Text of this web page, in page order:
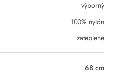
výborný
100% nylón
zateplené
68 cm